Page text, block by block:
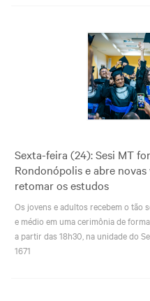
Sexta-feira (24): Sesi MT
Rondonópolis e abre
retomar os estudos
Os jovens e adultos recebem o tão
e médio em uma cerimônia de
a partir das 18h30, na unidade do
1671